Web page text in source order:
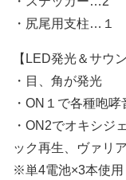
・尻尾用支柱…１
【LED発光＆サウ
・目、角が発光
・ON１で各種咆哮
・ON2でオキシジ
ック再生、ヴァリ
※単4電池×3本使用